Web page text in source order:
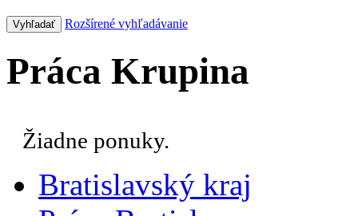
Rozšírené vyhľadávanie
Práca Krupina
Žiadne ponuky.
Bratislavský kraj